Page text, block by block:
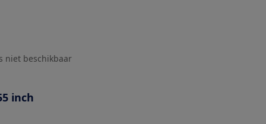
niet beschikbaar
inch